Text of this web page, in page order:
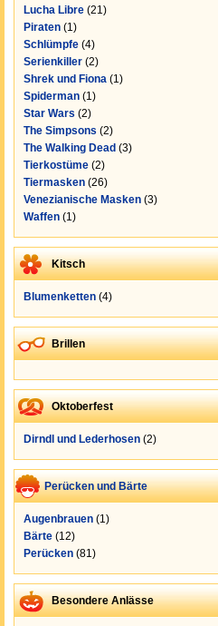
Lucha Libre (21)
Piraten (1)
Schlümpfe (4)
Serienkiller (2)
Shrek und Fiona (1)
Spiderman (1)
Star Wars (2)
The Simpsons (2)
The Walking Dead (3)
Tierkostüme (2)
Tiermasken (26)
Venezianische Masken (3)
Waffen (1)
Kitsch
Blumenketten (4)
Brillen
Oktoberfest
Dirndl und Lederhosen (2)
Perücken und Bärte
Augenbrauen (1)
Bärte (12)
Perücken (81)
Besondere Anlässe